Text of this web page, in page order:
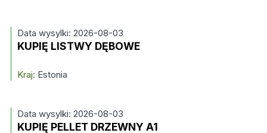
Data wysylki: 2026-08-03
KUPIĘ LISTWY DĘBOWE
Kraj: Estonia
Data wysylki: 2026-08-03
KUPIĘ PELLET DRZEWNY A1